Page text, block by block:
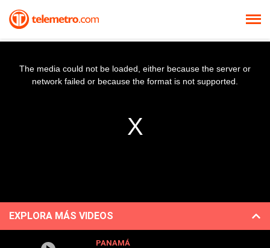
The media could not be loaded, either because the server or
network failed or because the format is not supported.
EXPLORA MÁS VIDEOS
PANAMÁ